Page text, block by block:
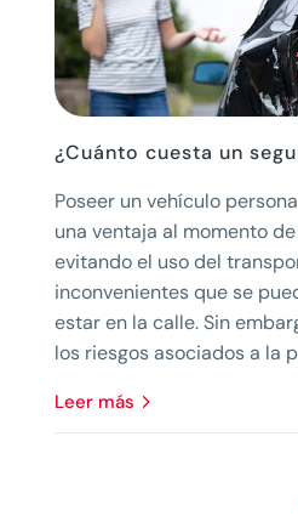
¿Cuánto cuesta un
Poseer un vehículo
una ventaja al momento
evitando el uso del
inconvenientes que se
estar en la calle. Sin
los riesgos asociados a la
leer más